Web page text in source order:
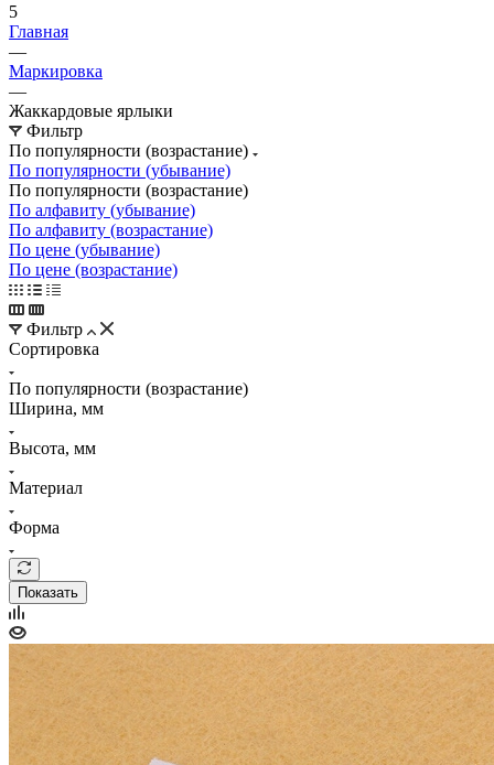
5
Главная
—
Маркировка
—
Жаккардовые ярлыки
Фильтр
По популярности (возрастание)
По популярности (убывание)
По популярности (возрастание)
По алфавиту (убывание)
По алфавиту (возрастание)
По цене (убывание)
По цене (возрастание)
Фильтр
Сортировка
По популярности (возрастание)
Ширина, мм
Высота, мм
Материал
Форма
Показать